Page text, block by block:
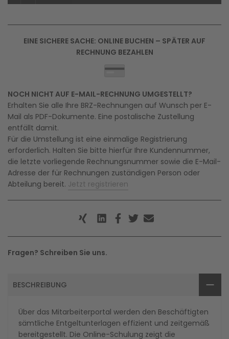
EINE SICHERE SACHE: ONLINE BUCHEN – SPÄTER AUF
RECHNUNG BEZAHLEN
NOCH NICHT AUF E-MAIL-RECHNUNG UMGESTELLT?
Erhalten Sie alle Ihre BRZ-Rechnungen auf Wunsch per E-
Mail als PDF-Dokumente. Eine postalische Zustellung
entfällt damit.
Für die Umstellung ist eine einmalige Registrierung
erforderlich. Halten Sie bitte hierfür Ihre Kundennummer,
die letzte vorliegende Rechnungsnummer sowie die E-Mail-
Adresse der für Rechnungen zuständigen Person oder
Abteilung bereit. Jetzt registrieren
Fragen? Schreiben Sie uns.
BESCHREIBUNG
Über das Mitarbeiterportal werden den Beschäftigten
sämtliche Entgeltunterlagen effizient und zeitgemäß
bereitgestellt. Die Online-Schulung zeigt die